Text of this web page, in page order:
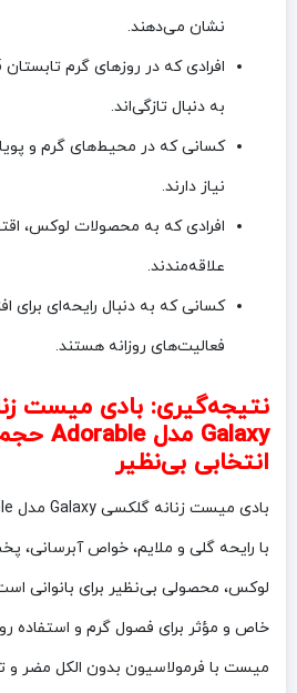
نشان می‌دهند.
به دنبال تازگی‌اند.
کسانی که در محیط‌های گرم و
نیاز دارند.
افرادی که به محصولات لوکس،
علاقه‌مندند.
کسانی که به دنبال رایحه‌ای برای
فعالیت‌های روزانه هستند.
نتیجه‌گیری: بادی میست
انتخابی بی‌نظیر
با رایحه گلی و ملایم، خواص آبرسانی،
لوکس، محصولی بی‌نظیر برای بانوانی
خاص و مؤثر برای فصول گرم و استفاده
میست با فرمولاسیون بدون الکل مضر